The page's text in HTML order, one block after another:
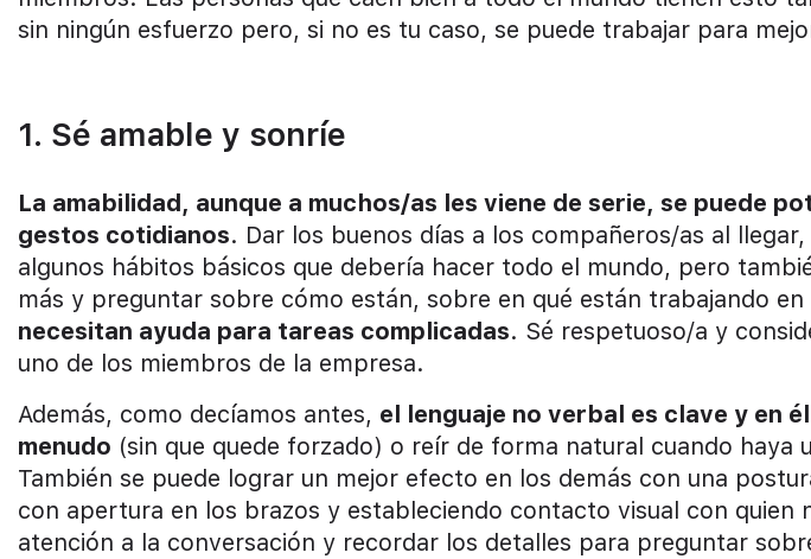
sin ningún esfuerzo pero, si no es tu caso, se puede trabajar para
1. Sé amable y sonríe
La amabilidad, aunque a muchos/as les viene de serie, se puede
gestos cotidianos. Dar los buenos días a los compañeros/as al
algunos hábitos básicos que debería hacer todo el mundo, pero
más y preguntar sobre cómo están, sobre en qué están trabajando
necesitan ayuda para tareas complicadas. Sé respetuoso/a y
uno de los miembros de la empresa.
Además, como decíamos antes, el lenguaje no verbal es clave y en
menudo (sin que quede forzado) o reír de forma natural cuando haya
También se puede lograr un mejor efecto en los demás con una
con apertura en los brazos y estableciendo contacto visual con quien
atención a la conversación y recordar los detalles para preguntar